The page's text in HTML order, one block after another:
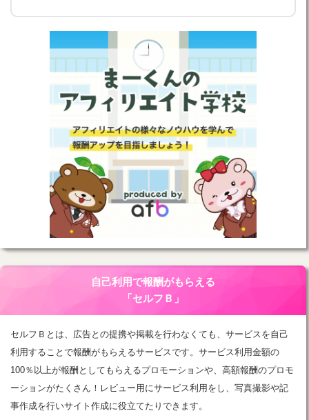
自己利用で報酬がもらえる
「セルフＢ」
セルフＢとは、広告との提携や掲載を行わなくても、サービスを自己
利用することで報酬がもらえるサービスです。サービス利用金額の
100％以上が報酬としてもらえるプロモーションや、高額報酬のプロモ
ーションがたくさん！レビュー用にサービス利用をし、写真撮影や記
事作成を行いサイト作成に役立てたりできます。